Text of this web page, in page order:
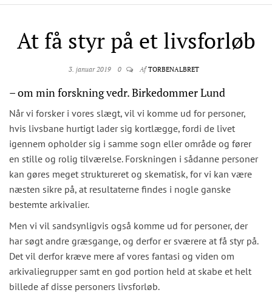
At få styr på et livsforløb
3. januar 2019 0 Af TORBENALBRET
– om min forskning vedr. Birkedommer Lund
Når vi forsker i vores slægt, vil vi komme ud for personer,
hvis livsbane hurtigt lader sig kortlægge, fordi de livet
igennem opholder sig i samme sogn eller område og fører
en stille og rolig tilværelse. Forskningen i sådanne personer
kan gøres meget struktureret og skematisk, for vi kan være
næsten sikre på, at resultaterne findes i nogle ganske
bestemte arkivalier.
Men vi vil sandsynligvis også komme ud for personer, der
har søgt andre græsgange, og derfor er sværere at få styr på.
Det vil derfor kræve mere af vores fantasi og viden om
arkivaliegrupper samt en god portion held at skabe et helt
billede af disse personers livsforløb.